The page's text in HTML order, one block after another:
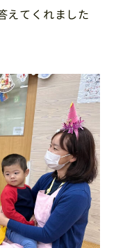
えてくれました